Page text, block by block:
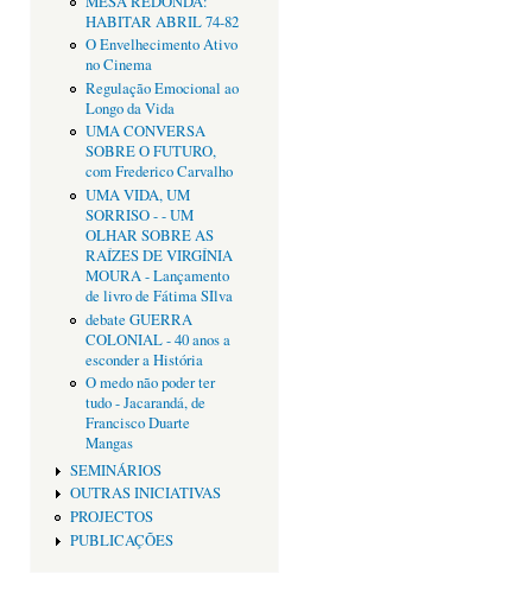
HABITAR ABRIL 74-82
O Envelhecimento Ativo
no Cinema
Regulação Emocional ao
Longo da Vida
UMA CONVERSA
SOBRE O FUTURO,
com Frederico Carvalho
UMA VIDA, UM
SORRISO - - UM
OLHAR SOBRE AS
RAÍZES DE VIRGÍNIA
MOURA - Lançamento
de livro de Fátima SIlva
debate GUERRA
COLONIAL - 40 anos a
esconder a História
O medo não poder ter
tudo - Jacarandá, de
Francisco Duarte
Mangas
SEMINÁRIOS
OUTRAS INICIATIVAS
PROJECTOS
PUBLICAÇÕES